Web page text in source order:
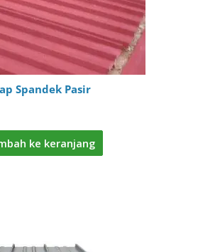
Spandek Pasir
ke keranjang